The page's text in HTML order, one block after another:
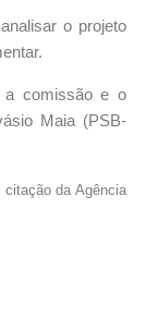
o projeto
a comissão e o
Maia (PSB-
citação da Agência